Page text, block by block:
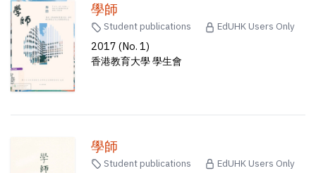
學師
Student publications EdUHK Users Only
2017 (No. 1)
香港教育大學 學生會
學師
Student publications EdUHK Users Only